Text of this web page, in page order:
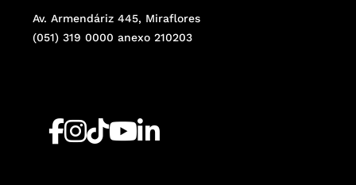
Av. Armendáriz 445, Miraflores
(051) 319 0000 anexo 210203